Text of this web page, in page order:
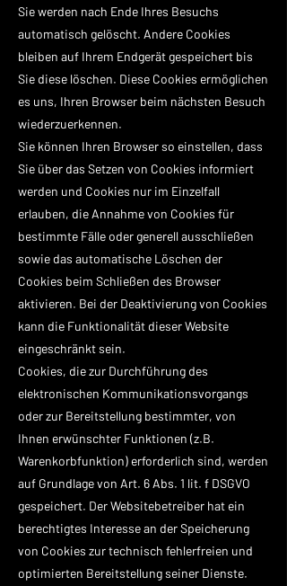
Sie werden nach Ende Ihres Besuchs
automatisch gelöscht. Andere Cookies
bleiben auf Ihrem Endgerät gespeichert bis
Sie diese löschen. Diese Cookies ermöglichen
es uns, Ihren Browser beim nächsten Besuch
wiederzuerkennen.
Sie können Ihren Browser so einstellen, dass
Sie über das Setzen von Cookies informiert
werden und Cookies nur im Einzelfall
erlauben, die Annahme von Cookies für
bestimmte Fälle oder generell ausschließen
sowie das automatische Löschen der
Cookies beim Schließen des Browser
aktivieren. Bei der Deaktivierung von Cookies
kann die Funktionalität dieser Website
eingeschränkt sein.
Cookies, die zur Durchführung des
elektronischen Kommunikationsvorgangs
oder zur Bereitstellung bestimmter, von
Ihnen erwünschter Funktionen (z.B.
Warenkorbfunktion) erforderlich sind, werden
auf Grundlage von Art. 6 Abs. 1 lit. f DSGVO
gespeichert. Der Websitebetreiber hat ein
berechtigtes Interesse an der Speicherung
von Cookies zur technisch fehlerfreien und
optimierten Bereitstellung seiner Dienste.